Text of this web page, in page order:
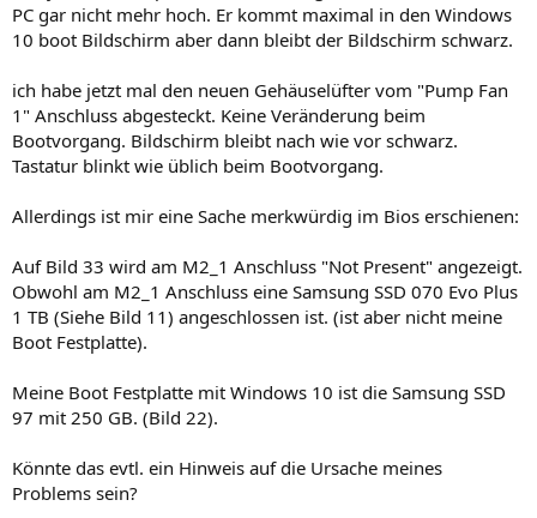
PC gar nicht mehr hoch. Er kommt maximal in den Windows
10 boot Bildschirm aber dann bleibt der Bildschirm schwarz.
ich habe jetzt mal den neuen Gehäuselüfter vom "Pump Fan
1" Anschluss abgesteckt. Keine Veränderung beim
Bootvorgang. Bildschirm bleibt nach wie vor schwarz.
Tastatur blinkt wie üblich beim Bootvorgang.
Allerdings ist mir eine Sache merkwürdig im Bios erschienen:
Auf Bild 33 wird am M2_1 Anschluss "Not Present" angezeigt.
Obwohl am M2_1 Anschluss eine Samsung SSD 070 Evo Plus
1 TB (Siehe Bild 11) angeschlossen ist. (ist aber nicht meine
Boot Festplatte).
Meine Boot Festplatte mit Windows 10 ist die Samsung SSD
97 mit 250 GB. (Bild 22).
Könnte das evtl. ein Hinweis auf die Ursache meines
Problems sein?